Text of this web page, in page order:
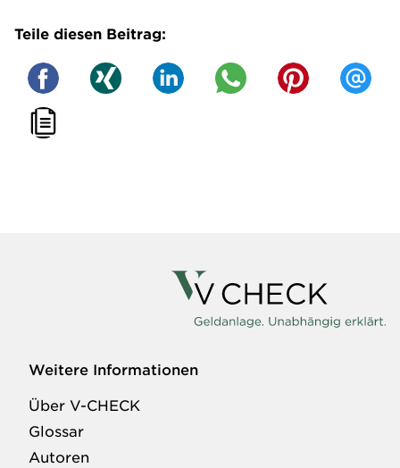
Teile diesen Beitrag:
Weitere Informationen
Über V-CHECK
Glossar
Autoren